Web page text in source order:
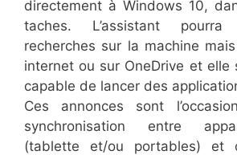
directement à Windows 10,
taches. L’assistant
recherches sur la machine
internet ou sur OneDrive et elle
capable de lancer des
Ces annonces sont
synchronisation entre
(tablette et/ou portables) et